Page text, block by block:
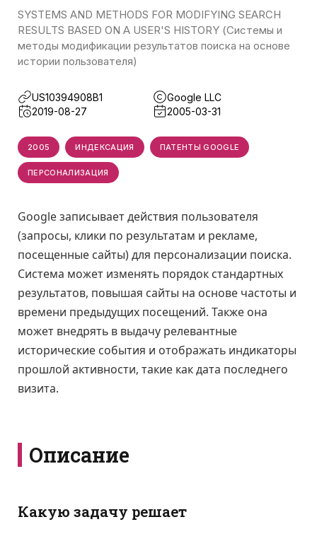
SYSTEMS AND METHODS FOR MODIFYING SEARCH
RESULTS BASED ON A USER'S HISTORY (Системы и
методы модификации результатов поиска на основе
истории пользователя)
US10394908B1
Google LLC
2019-08-27
2005-03-31
2005 ИНДЕКСАЦИЯ ПАТЕНТЫ GOOGLE
ПЕРСОНАЛИЗАЦИЯ
Google записывает действия пользователя
(запросы, клики по результатам и рекламе,
посещенные сайты) для персонализации поиска.
Система может изменять порядок стандартных
результатов, повышая сайты на основе частоты и
времени предыдущих посещений. Также она
может внедрять в выдачу релевантные
исторические события и отображать индикаторы
прошлой активности, такие как дата последнего
визита.
Описание
Какую задачу решает